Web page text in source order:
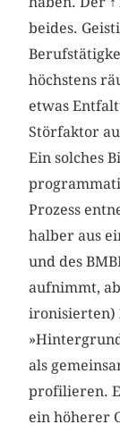
beides.
höchstens
etwas
Störfaktor
Ein solches
Prozess
halber aus
und des
aufnimmt,
ironisierten)
als
profilieren.
ein höherer